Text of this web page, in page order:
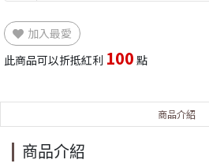
加入最愛
此商品可以折抵紅利 100 點
商品介紹
商品介紹